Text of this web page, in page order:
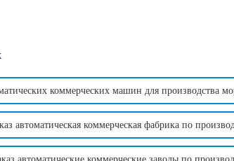
коммерческих машин для производства
автоматическая коммерческая фабрика по